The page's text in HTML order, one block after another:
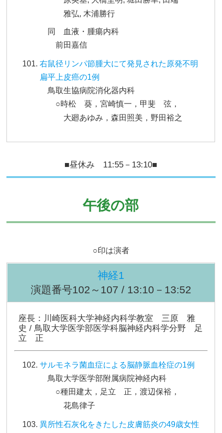
雅弘, 木浦勝行
同 血液・腫瘍内科
前田嘉信
右鼠径リンパ節腫大にて発見された原発不明
扁平上皮癌の1例
鳥取生協病院消化器内科
○時松 葵，宮崎慎一，甲斐 弦，
大廻あゆみ，森田照美，野田裕之
■昼休み 11:55－13:10■
午後の部
○印は演者
神経1
演題番号102～107 / 13:10－13:52
座長：川崎医科大学神経内科学教室 三原 雅
史 / 鳥取大学医学部医学科脳神経内科学分野 足
立 正
サルモネラ菌血症による脳静脈血栓症の1例
鳥取大学医学部附属病院神経内科
○種田建太，足立 正，渡辺保裕，
花島律子
異所性石灰化をきたした皮膚筋炎の49歳女性